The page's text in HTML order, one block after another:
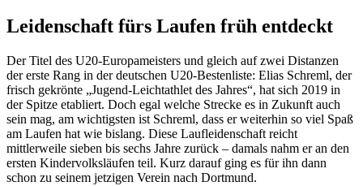
Leidenschaft fürs Laufen früh entdeckt
Der Titel des U20-Europameisters und gleich auf zwei Distanzen
der erste Rang in der deutschen U20-Bestenliste: Elias Schreml, der
frisch gekrönte „Jugend-Leichtathlet des Jahres“, hat sich 2019 in
der Spitze etabliert. Doch egal welche Strecke es in Zukunft auch
sein mag, am wichtigsten ist Schreml, dass er weiterhin so viel Spaß
am Laufen hat wie bislang. Diese Laufleidenschaft reicht
mittlerweile sieben bis sechs Jahre zurück – damals nahm er an den
ersten Kindervolksläufen teil. Kurz darauf ging es für ihn dann
schon zu seinem jetzigen Verein nach Dortmund.